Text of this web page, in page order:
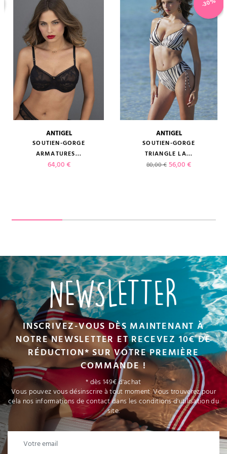
ANTIGEL
SOUTIEN-GORGE
ARMATURES...
Prix
64,00 €
ANTIGEL
SOUTIEN-GORGE
TRIANGLE LA...
Prix de base
80,00 € Prix
56,00 €
-30%
NEWSLETTER
INSCRIVEZ-VOUS DÈS MAINTENANT À
NOTRE NEWSLETTER ET RECEVEZ 10€ DE
RÉDUCTION* SUR VOTRE PREMIÈRE
COMMANDE !
* dès 149€ d'achat
Vous pouvez vous désinscrire à tout moment. Vous trouverez pour
cela nos informations de contact dans les conditions d'utilisation du
site.